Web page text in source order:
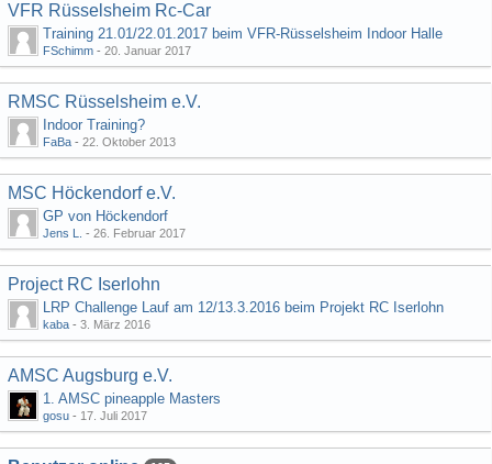
VFR Rüsselsheim Rc-Car
Training 21.01/22.01.2017 beim VFR-Rüsselsheim Indoor Halle
FSchimm - 20. Januar 2017
RMSC Rüsselsheim e.V.
Indoor Training?
FaBa - 22. Oktober 2013
MSC Höckendorf e.V.
GP von Höckendorf
Jens L. - 26. Februar 2017
Project RC Iserlohn
LRP Challenge Lauf am 12/13.3.2016 beim Projekt RC Iserlohn
kaba - 3. März 2016
AMSC Augsburg e.V.
1. AMSC pineapple Masters
gosu - 17. Juli 2017